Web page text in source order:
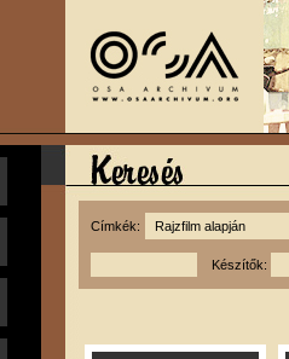
Címkék:
Készítők: